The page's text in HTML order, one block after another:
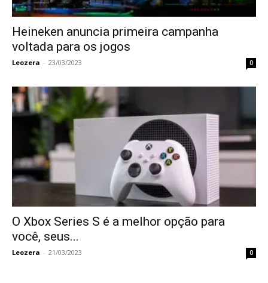
Heineken anuncia primeira campanha
voltada para os jogos
Leozera - 23/03/2023 0
O Xbox Series S é a melhor opção para
você, seus...
Leozera - 21/03/2023 0